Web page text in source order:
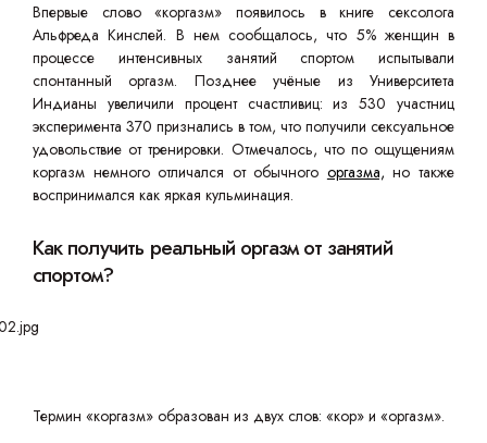
Впервые слово «коргазм» появилось в книге сексолога
Альфреда Кинслей. В нем сообщалось, что 5% женщин в
процессе интенсивных занятий спортом испытывали
спонтанный оргазм. Позднее учёные из Университета
Индианы увеличили процент счастливиц: из 530 участниц
эксперимента 370 признались в том, что получили сексуальное
удовольствие от тренировки. Отмечалось, что по ощущениям
коргазм немного отличался от обычного оргазма, но также
воспринимался как яркая кульминация.
Как получить реальный оргазм от занятий
спортом?
Термин «коргазм» образован из двух слов: «кор» и «оргазм».